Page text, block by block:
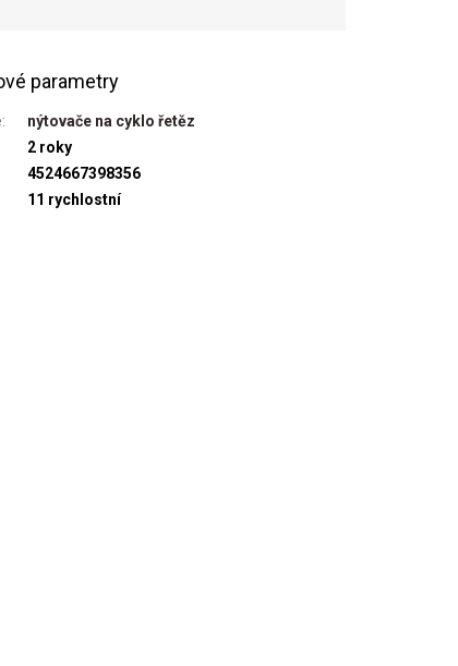
parametry
:
nýtovače na cyklo řetěz
2 roky
4524667398356
11 rychlostní